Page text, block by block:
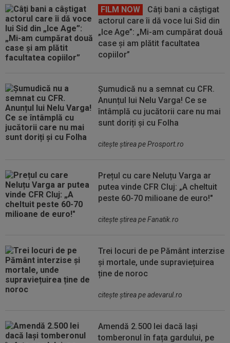
FILM NOW
Câți bani a câștigat
actorul care îi dă voce lui Sid din
„Ice Age”: „Mi-am cumpărat două
case și am plătit facultatea
copiilor”
Șumudică nu a semnat cu CFR.
Anunțul lui Nelu Varga! Ce se
întâmplă cu jucătorii care nu mai
sunt doriți și cu Folha
citeşte ştirea pe Prosport.ro
Prețul cu care Neluțu Varga ar
putea vinde CFR Cluj: „A cheltuit
peste 60-70 milioane de euro!"
citeşte ştirea pe Fanatik.ro
Trei locuri de pe Pământ interzise
și mortale, unde supraviețuirea
ține de noroc
citeşte ştirea pe adevarul.ro
Amendă 2.500 lei dacă lași
tomberonul în fața gardului, pe